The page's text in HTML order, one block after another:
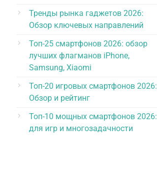
Тренды рынка гаджетов 2026:
Обзор ключевых направлений
Топ-25 смартфонов 2026: обзор
лучших флагманов iPhone,
Samsung, Xiaomi
Топ-20 игровых смартфонов 2026:
Обзор и рейтинг
Топ-10 мощных смартфонов 2026:
для игр и многозадачности